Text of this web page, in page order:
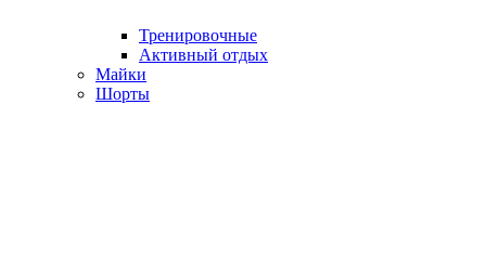
Тренировочные
Активный отдых
Майки
Шорты